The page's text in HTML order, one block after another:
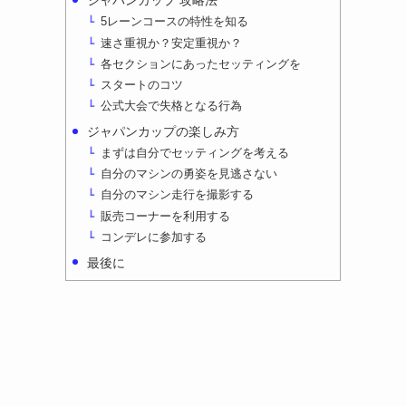
5レーンコースの特性を知る
速さ重視か？安定重視か？
各セクションにあったセッティングを
スタートのコツ
公式大会で失格となる行為
ジャパンカップの楽しみ方
まずは自分でセッティングを考える
自分のマシンの勇姿を見逃さない
自分のマシン走行を撮影する
販売コーナーを利用する
コンデレに参加する
最後に